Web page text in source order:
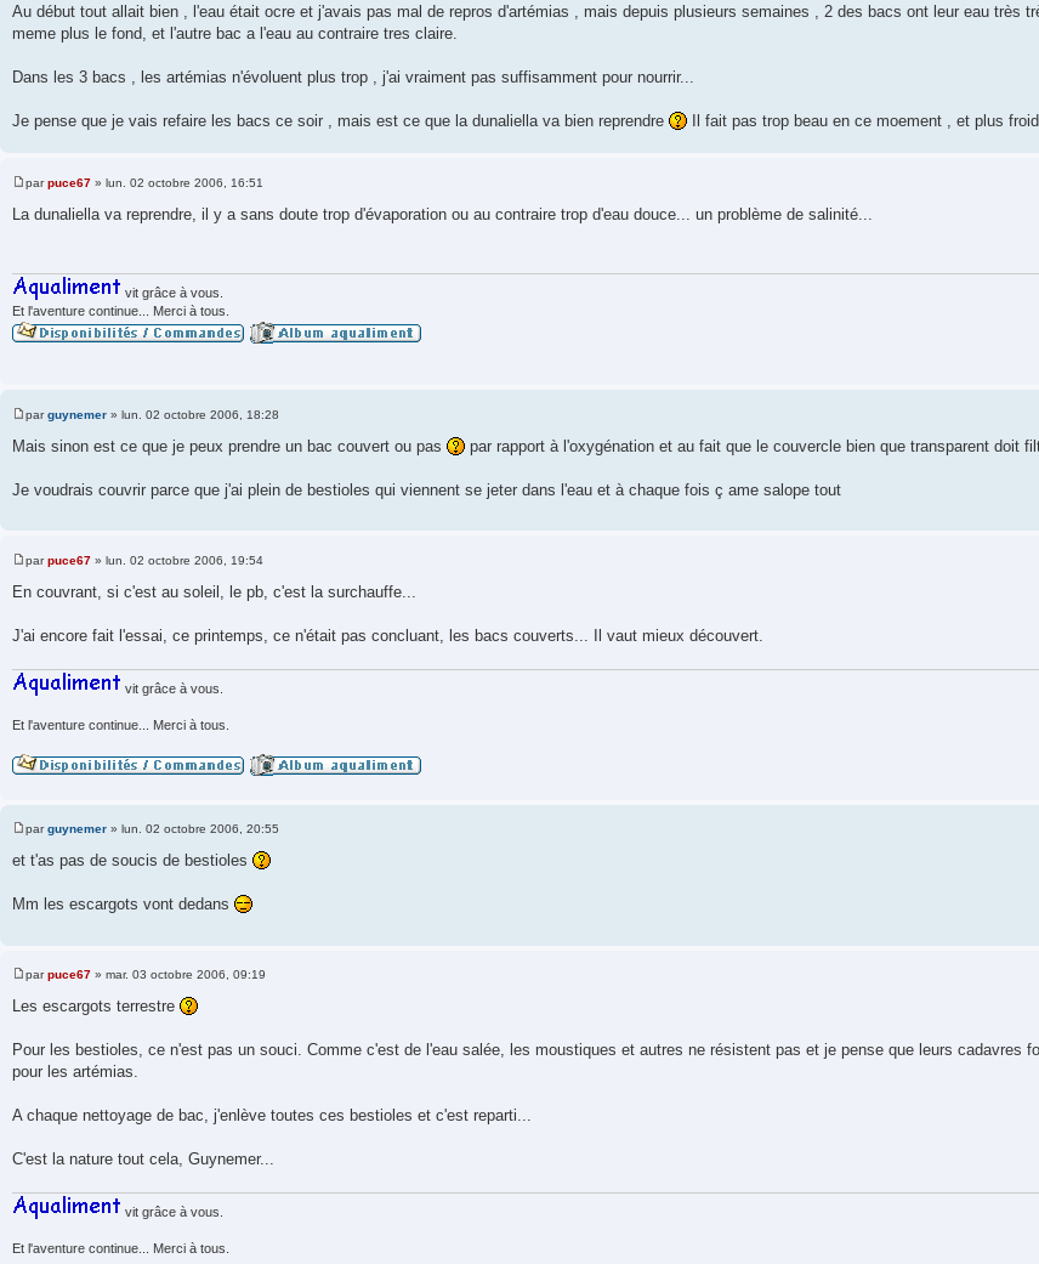
a
g
e
Au début tout allait bien , l'eau était ocre et j'avais pas mal de repros d'artémias , mais depuis plusieurs semaines , 2 des bacs ont leur eau très
meme plus le fond, et l'autre bac a l'eau au contraire tres claire.
Dans les 3 bacs , les artémias n'évoluent plus trop , j'ai vraiment pas suffisamment pour nourrir...
Je pense que je vais refaire les bacs ce soir , mais est ce que la dunaliella va bien reprendre Il fait pas trop beau en ce moement , et plus
M
s
parpuce67 » lun. 02 octobre 2006, 16:51
La dunaliella va reprendre, il y a sans doute trop d'évaporation ou au contraire trop d'eau douce... un problème de salinité...
vit grâce à vous.
Et l'aventure continue... Merci à tous.
M
s
g
parguynemer » lun. 02 octobre 2006, 18:28
Mais sinon est ce que je peux prendre un bac couvert ou pas par rapport à l'oxygénation et au fait que le couvercle bien que transparent doit
Je voudrais couvrir parce que j'ai plein de bestioles qui viennent se jeter dans l'eau et à chaque fois ç ame salope tout
M
s
a
g
parpuce67 » lun. 02 octobre 2006, 19:54
En couvrant, si c'est au soleil, le pb, c'est la surchauffe...
J'ai encore fait l'essai, ce printemps, ce n'était pas concluant, les bacs couverts... Il vaut mieux découvert.
vit grâce à vous.
Et l'aventure continue... Merci à tous.
e
a
g
parguynemer » lun. 02 octobre 2006, 20:55
et t'as pas de soucis de bestioles
Mm les escargots vont dedans
e
s
a
g
e
parpuce67 » mar. 03 octobre 2006, 09:19
Les escargots terrestre
Pour les bestioles, ce n'est pas un souci. Comme c'est de l'eau salée, les moustiques et autres ne résistent pas et je pense que leurs cadavres
pour les artémias.
A chaque nettoyage de bac, j'enlève toutes ces bestioles et c'est reparti...
C'est la nature tout cela, Guynemer...
vit grâce à vous.
Et l'aventure continue... Merci à tous.